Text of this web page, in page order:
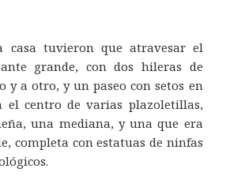
casa tuvieron que atravesar el
grande, con dos hileras de
y a otro, y un paseo con setos en
el centro de varias plazoletillas,
una mediana, y una que era
completa con estatuas de ninfas